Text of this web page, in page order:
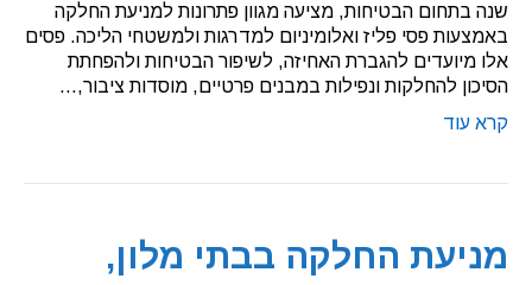
שנה בתחום הבטיחות, מציעה מגוון פתרונות למניעת החלקה
באמצעות פסי פליז ואלומיניום למדרגות ולמשטחי הליכה. פסים
אלו מיועדים להגברת האחיזה, לשיפור הבטיחות ולהפחתת
הסיכון להחלקות ונפילות במבנים פרטיים, מוסדות ציבור,…
קרא עוד
מניעת החלקה בבתי מלון,